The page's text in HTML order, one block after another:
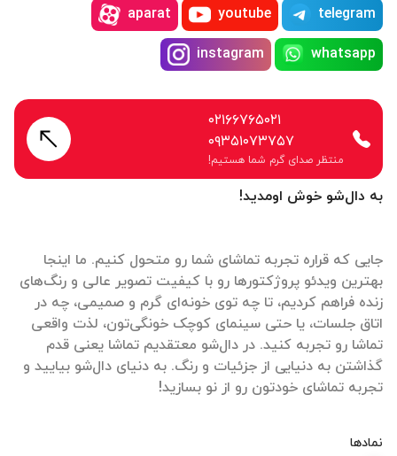
به دال‌شو خوش اومدید!
جایی که قراره تجربه تماشای شما رو متحول کنیم. ما اینجا
بهترین ویدئو پروژکتورها رو با کیفیت تصویر عالی و رنگ‌های
زنده فراهم کردیم، تا چه توی خونه‌ای گرم و صمیمی، چه در
اتاق جلسات، یا حتی سینمای کوچک خونگی‌تون، لذت واقعی
تماشا رو تجربه کنید. در دال‌شو معتقدیم تماشا یعنی قدم
گذاشتن به دنیایی از جزئیات و رنگ. به دنیای دال‌شو بیایید و
تجربه تماشای خودتون رو از نو بسازید!
نمادها
telegram
youtube
aparat
whatsapp
instagram
۰۲۱۶۶۷۶۵۰۲۱
۰۹۳۵۱۰۷۳۷۵۷
منتظر صدای گرم شما هستیم!